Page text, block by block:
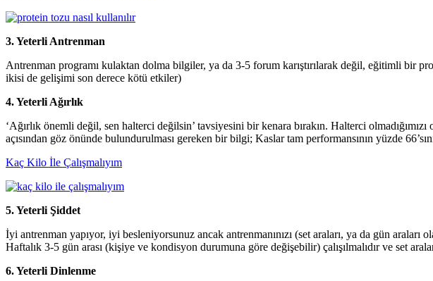
3.Yeterli Antrenman
Antrenman programı kulaktan dolma bilgiler, ya da 3-5 forum karıştırılarak değil, eğitimli bir
ikisi de gelişimi son derece kötü etkiler)
4.Yeterli Ağırlık
‘Ağırlık önemli değil, sen halterci değilsin’ tavsiyesini bir kenara bırakın. Halterci
açısından göz önünde bulundurulması gereken bir bilgi; Kaslar tam performansının yüzde
Kaç Kilo İle Çalışmalıyım
5.Yeterli Şiddet
İyi antrenman yapıyor, iyi besleniyorsunuz ancak antrenmanınızı (set araları, ya da gün
Haftalık 3-5 gün arası (kişiye ve kondisyon durumuna göre değişebilir) çalışılmalıdır ve set
6.Yeterli Dinlenme